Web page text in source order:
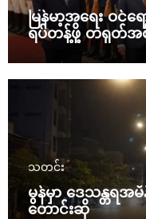
မြန်မာ့အရေး ဝင်
ရပ်တန့်ဖို့ တရုတ်အစို
သတင်း
မွန်မှာ ဒေသန္တရအ
တောင်းဆို